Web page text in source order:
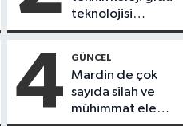
teknolojisi
öğrencileri
ürünlerini satarak
köydeki
çoçuklara kitap
desteğinde
4 GÜNCEL
Mardin de çok
sayıda silah ve
mühimmat ele